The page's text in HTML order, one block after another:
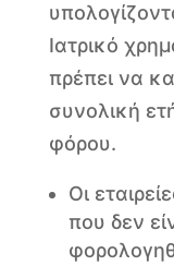
Ιατρικό
πρέπει να
συνολική
φόρου.
Οι
που δεν